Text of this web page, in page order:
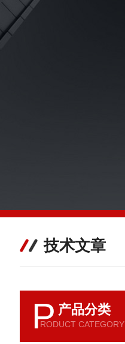
技术文章
P 产品分类
RODUCT CATEGORY